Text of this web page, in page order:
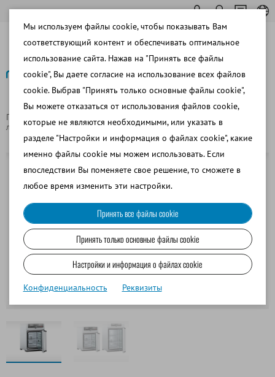
Главная страница Лабораторное оборудование
лабораторное оборудование
CO2-инкубатор, прибл. 56 л
Назад
Мы используем файлы cookie, чтобы показывать Вам
соответствующий контент и обеспечивать оптимальное
использование сайта. Нажав на "Принять все файлы
cookie", Вы даете согласие на использование всех файлов
cookie. Выбрав "Принять только основные файлы cookie",
Вы можете отказаться от использования файлов cookie,
которые не являются необходимыми, или указать в
разделе "Настройки и информация о файлах cookie", какие
именно файлы cookie мы можем использовать. Если
впоследствии Вы поменяете свое решение, то сможете в
любое время изменить эти настройки.
Принять все файлы cookie
Принять только основные файлы cookie
Настройки и информация о файлах cookie
Конфиденциальность Реквизиты